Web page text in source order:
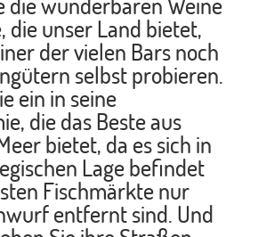
die unser Land bietet,
der vielen Bars noch
selbst probieren.
ein in seine
die das Beste aus
bietet, da es sich in
Lage befindet
Fischmärkte nur
entfernt sind. Und